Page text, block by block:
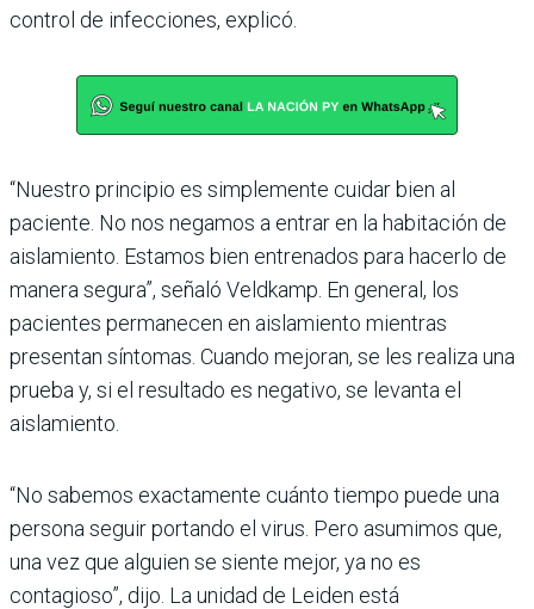
control de infecciones, explicó.
“Nuestro principio es simplemente cuidar bien al
paciente. No nos negamos a entrar en la habitación de
aislamiento. Estamos bien entrenados para hacerlo de
manera segura”, señaló Veldkamp. En general, los
pacientes permanecen en aislamiento mientras
presentan síntomas. Cuando mejoran, se les realiza una
prueba y, si el resultado es negativo, se levanta el
aislamiento.
“No sabemos exactamente cuánto tiempo puede una
persona seguir portando el virus. Pero asumimos que,
una vez que alguien se siente mejor, ya no es
contagioso”, dijo. La unidad de Leiden está